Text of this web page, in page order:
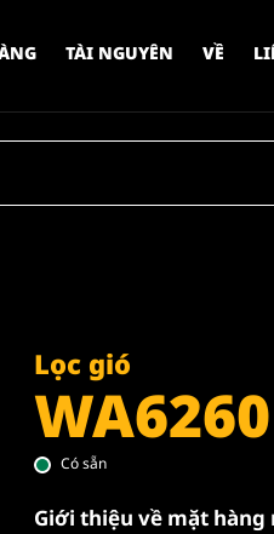
TÀI NGUYÊN VỀ
Lọc gió
WA6260
Có sẵn
Giới thiệu về mặt hàng